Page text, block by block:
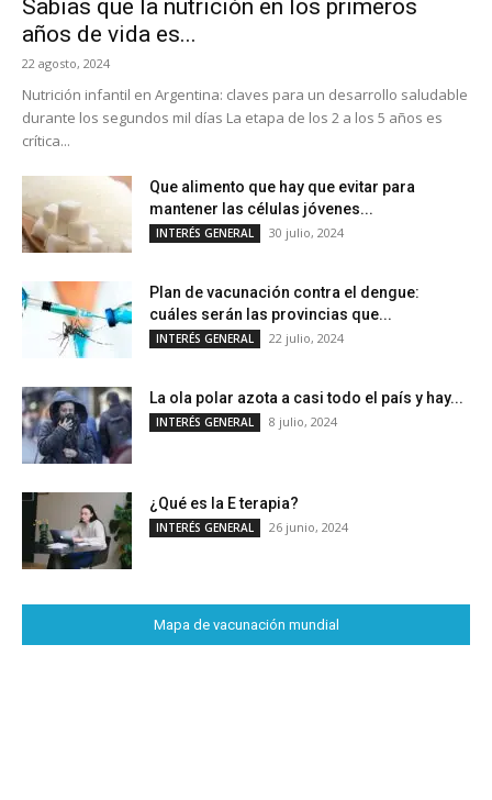
Sabias que la nutrición en los primeros
años de vida es...
22 agosto, 2024
Nutrición infantil en Argentina: claves para un desarrollo saludable
durante los segundos mil días La etapa de los 2 a los 5 años es
crítica...
Que alimento que hay que evitar para
mantener las células jóvenes...
INTERÉS GENERAL 30 julio, 2024
Plan de vacunación contra el dengue:
cuáles serán las provincias que...
INTERÉS GENERAL 22 julio, 2024
La ola polar azota a casi todo el país y hay...
INTERÉS GENERAL 8 julio, 2024
¿Qué es la E terapia?
INTERÉS GENERAL 26 junio, 2024
Mapa de vacunación mundial